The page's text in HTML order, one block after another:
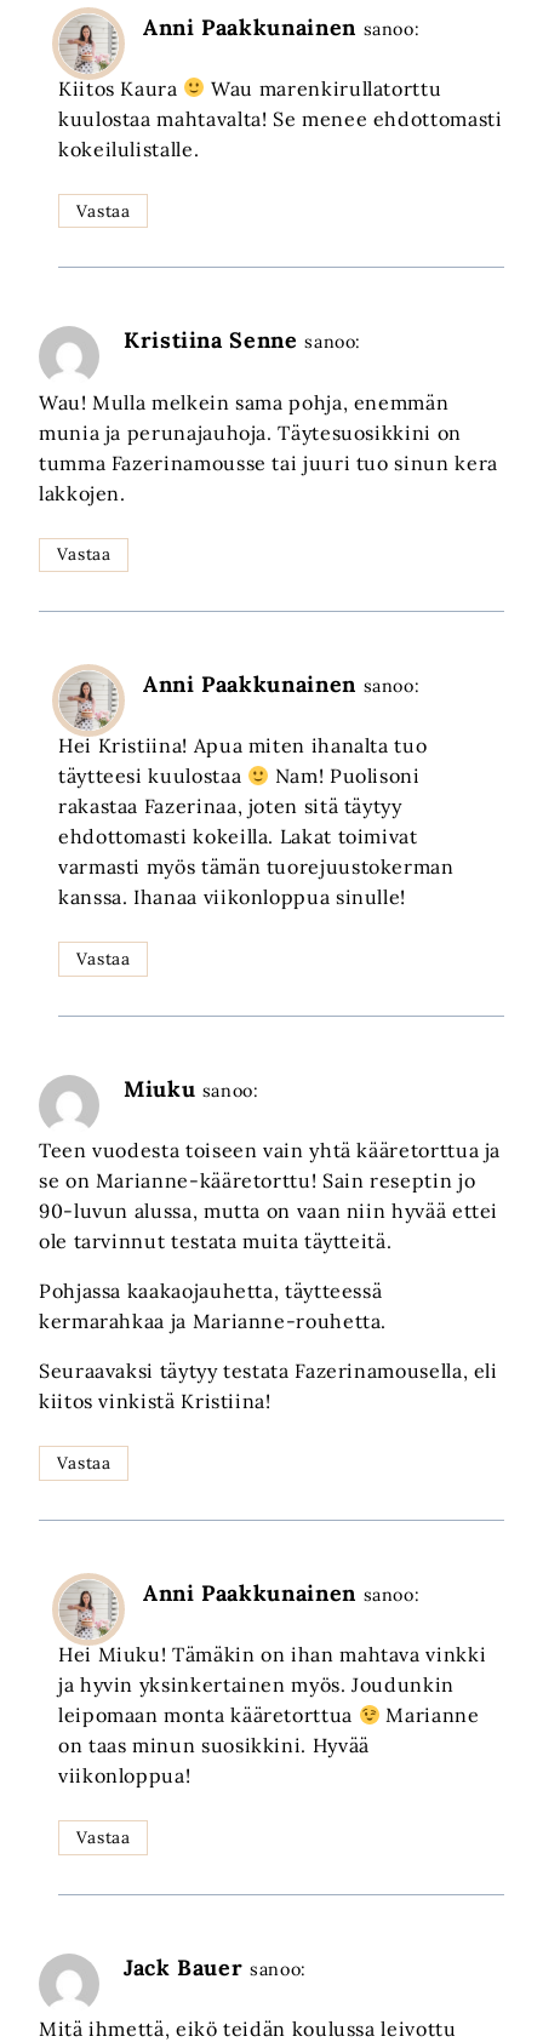
Anni Paakkunainen sanoo:
Kiitos Kaura
Wau marenkirullatorttu
kuulostaa mahtavalta! Se menee ehdottomasti
kokeilulistalle.
Vastaa
Kristiina Senne sanoo:
Wau! Mulla melkein sama pohja, enemmän
munia ja perunajauhoja. Täytesuosikkini on
tumma Fazerinamousse tai juuri tuo sinun kera
lakkojen.
Vastaa
Anni Paakkunainen sanoo:
Hei Kristiina! Apua miten ihanalta tuo
täytteesi kuulostaa
Nam! Puolisoni
rakastaa Fazerinaa, joten sitä täytyy
ehdottomasti kokeilla. Lakat toimivat
varmasti myös tämän tuorejuustokerman
kanssa. Ihanaa viikonloppua sinulle!
Vastaa
Miuku sanoo:
Teen vuodesta toiseen vain yhtä kääretorttua ja
se on Marianne-kääretorttu! Sain reseptin jo
90-luvun alussa, mutta on vaan niin hyvää ettei
ole tarvinnut testata muita täytteitä.
Pohjassa kaakaojauhetta, täytteessä
kermarahkaa ja Marianne-rouhetta.
Seuraavaksi täytyy testata Fazerinamousella, eli
kiitos vinkistä Kristiina!
Vastaa
Anni Paakkunainen sanoo:
Hei Miuku! Tämäkin on ihan mahtava vinkki
ja hyvin yksinkertainen myös. Joudunkin
leipomaan monta kääretorttua
Marianne
on taas minun suosikkini. Hyvää
viikonloppua!
Vastaa
Jack Bauer sanoo:
Mitä ihmettä, eikö teidän koulussa leivottu